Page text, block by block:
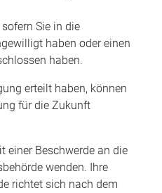
Sie in die
haben oder einen
haben.
erteilt haben, können
für die Zukunft
einer Beschwerde an die
wenden. Ihre
richtet sich nach dem